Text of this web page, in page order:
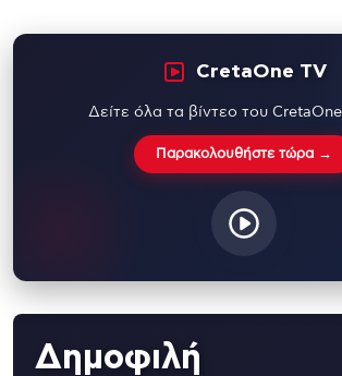
CretaOne TV
Δείτε όλα τα βίντεο του
Παρακολουθήστε τώρα →
Δημοφιλή